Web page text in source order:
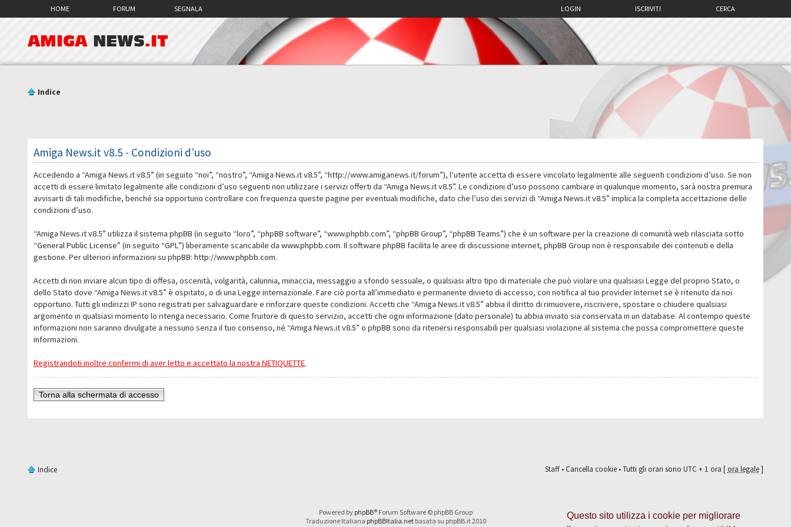
Questo sito utilizza i cookie per migliorare
HOME FORUM SEGNALA CERCA
ISCRIVITI
LOGIN
AMIGA NEWS.IT
Indice
Amiga News.it v8.5 - Condizioni d’uso
Accedendo a “Amiga News.it v8.5” (in seguito “noi”, “nostro”, “Amiga News.it v8.5”, “http://www.amiganews.it/forum”), l’utente accetta di essere vincolato legalmente alle seguenti condizioni d’uso. Se non
accetti di essere limitato legalmente alle condizioni d’uso seguenti non utilizzare i servizi offerti da “Amiga News.it v8.5”. Le condizioni d’uso possono cambiare in qualunque momento, sarà nostra premura
avvisarti di tali modifiche, benché sia opportuno controllare con frequenza queste pagine per eventuali modifiche, dato che l’uso dei servizi di “Amiga News.it v8.5” implica la completa accettazione delle
condizioni d’uso.
“Amiga News.it v8.5” utilizza il sistema phpBB (in seguito “loro”, “phpBB software”, “www.phpbb.com”, “phpBB Group”, “phpBB Teams”) che è un software per la creazione di comunità web rilasciata sotto
“General Public License” (in seguito “GPL”) liberamente scaricabile dawww.phpbb.com. Il software phpBB facilita le aree di discussione internet, phpBB Group non è responsabile dei contenuti e della
gestione. Per ulteriori informazioni su phpBB:http://www.phpbb.com.
Accetti di non inviare alcun tipo di offesa, oscenità, volgarità, calunnia, minaccia, messaggio a sfondo sessuale, o qualsiasi altro tipo di materiale che può violare una qualsiasi Legge del proprio Stato, o
dello Stato dove “Amiga News.it v8.5” è ospitato, o di una Legge internazionale. Fare ciò porta all’immediato e permanente divieto di accesso, con notifica al tuo provider Internet se è ritenuto da noi
opportuno. Tutti gli indirizzi IP sono registrati per salvaguardare e rinforzare queste condizioni. Accetti che “Amiga News.it v8.5” abbia il diritto di rimuovere, riscrivere, spostare o chiudere qualsiasi
argomento in qualsiasi momento lo ritenga necessario. Come fruitore di questo servizio, accetti che ogni informazione (dato personale) tu abbia inviato sia conservata in un database. Al contempo queste
informazioni non saranno divulgate a nessuno senza il tuo consenso, né “Amiga News.it v8.5” o phpBB sono da ritenersi responsabili per qualsiasi violazione al sistema che possa compromettere queste
informazioni.
Registrandoti inoltre confermi di aver letto e accettato la nostra NETIQUETTE.
Torna alla schermata di accesso
Indice Staff•Cancella cookie• Tutti gli orari sono UTC + 1 ora [ora legale]
Powered by phpBB® Forum Software © phpBB Group
Traduzione Italiana phpBBItalia.netbasata su phpBB.it 2010